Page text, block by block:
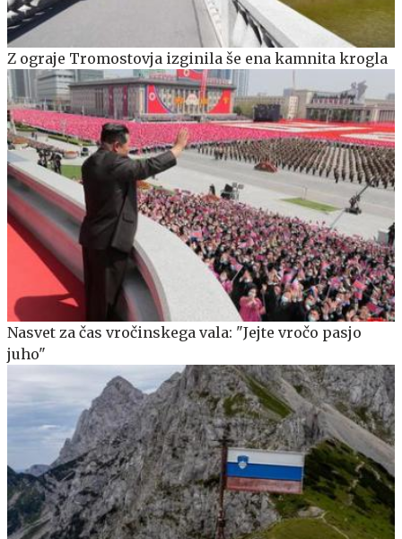
Z ograje Tromostovja izginila še ena kamnita krogla
Nasvet za čas vročinskega vala: "Jejte vročo pasjo
juho"